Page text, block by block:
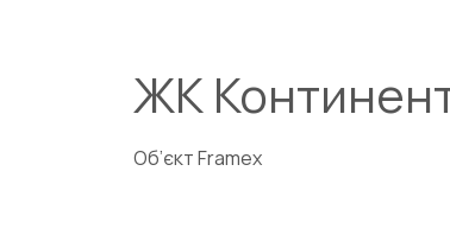
ЖК
Об’єкт Framex